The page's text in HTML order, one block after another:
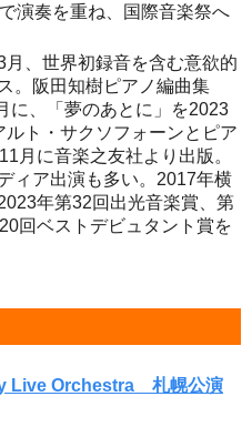
演奏を重ね、国際音楽祭へ
、世界初録音を含む意欲的
。阪田知樹ピアノ編曲集
に、「夢のあとに」を2023
ト・サクソフォーンとピア
月に音楽之友社より出版。
ィア出演も多い。2017年横
年第32回出光音楽賞、第
回ベストデビュタント賞を
Live Orchestra 札幌公演